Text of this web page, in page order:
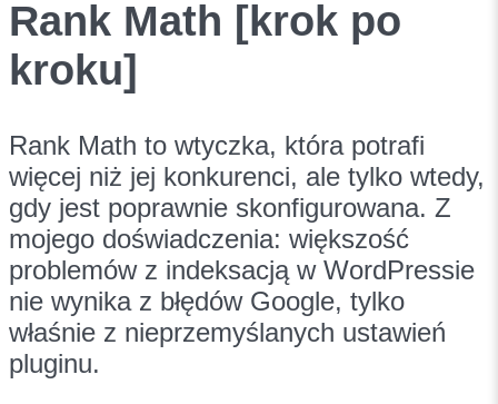
Rank Math [krok po
kroku]
Rank Math to wtyczka, która potrafi
więcej niż jej konkurenci, ale tylko wtedy,
gdy jest poprawnie skonfigurowana. Z
mojego doświadczenia: większość
problemów z indeksacją w WordPressie
nie wynika z błędów Google, tylko
właśnie z nieprzemyślanych ustawień
pluginu.